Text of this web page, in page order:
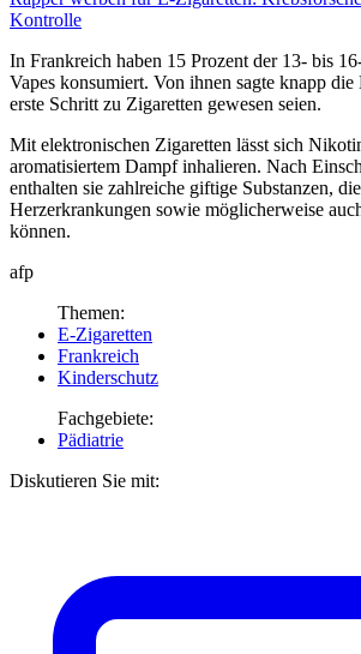
Kontrolle
In Frankreich haben 15 Prozent der 13- bis
Vapes konsumiert. Von ihnen sagte knapp die
erste Schritt zu Zigaretten gewesen seien.
Mit elektronischen Zigaretten lässt sich
aromatisiertem Dampf inhalieren. Nach
enthalten sie zahlreiche giftige Substanzen,
Herzerkrankungen sowie möglicherweise
können.
afp
Themen:
E-Zigaretten
Frankreich
Kinderschutz
Fachgebiete:
Pädiatrie
Diskutieren Sie mit: